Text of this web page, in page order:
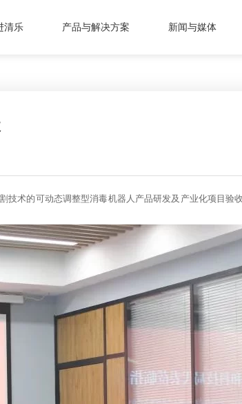
清乐 产品与解决方案 新闻与媒体
技术的可动态调整型消毒机器人产品研发及产业化项目验